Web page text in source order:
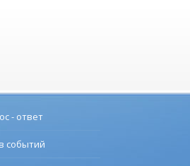
- ответ
событий